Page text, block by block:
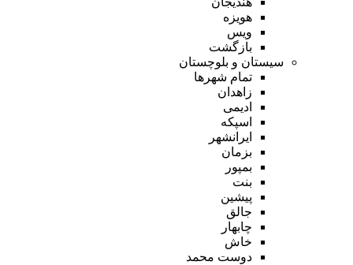
هویزه
ویس
بازگشت
سیستان و بلوچستان
تمام شهر‌ها
زاهدان
ادیمی
اسپکه
ایرانشهر
بزمان
بمپور
بنت
پیشین
جالق
چابهار
خاش
دوست محمد